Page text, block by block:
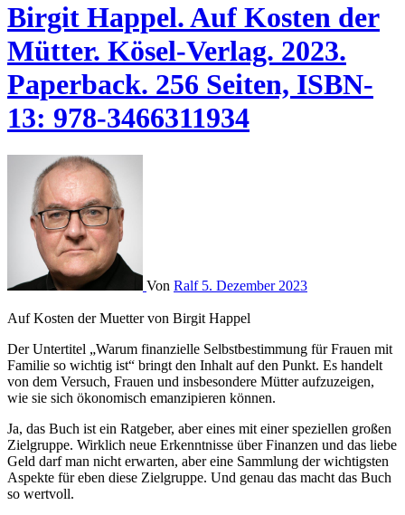
Birgit Happel. Auf Kosten der
Mütter. Kösel-Verlag. 2023.
Paperback. 256 Seiten, ISBN-
13‏: ‎978-3466311934
Von Ralf 5. Dezember 2023
Auf Kosten der Muetter von Birgit Happel
Der Untertitel „Warum finanzielle Selbstbestimmung für Frauen mit
Familie so wichtig ist“ bringt den Inhalt auf den Punkt. Es handelt
von dem Versuch, Frauen und insbesondere Mütter aufzuzeigen,
wie sie sich ökonomisch emanzipieren können.
Ja, das Buch ist ein Ratgeber, aber eines mit einer speziellen großen
Zielgruppe. Wirklich neue Erkenntnisse über Finanzen und das liebe
Geld darf man nicht erwarten, aber eine Sammlung der wichtigsten
Aspekte für eben diese Zielgruppe. Und genau das macht das Buch
so wertvoll.